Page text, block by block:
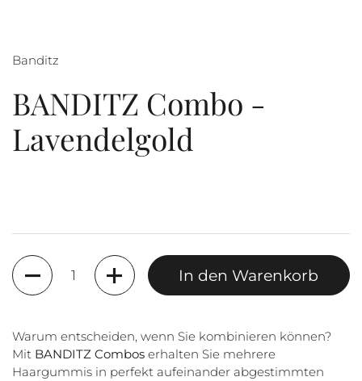
Banditz
BANDITZ Combo -
Lavendelgold
Anzahl
In den Warenkorb
Warum entscheiden, wenn Sie kombinieren können?
Mit BANDITZ Combos erhalten Sie mehrere
Haargummis in perfekt aufeinander abgestimmten